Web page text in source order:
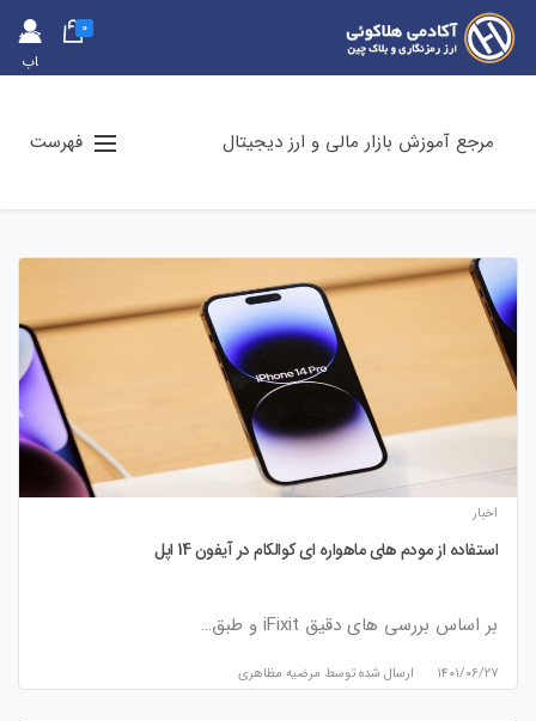
حس
اب
0
مرجع آموزش بازار مالی و ارز دیجیتال فهرست
اخبار
استفاده از مودم های ماهواره ای کوالکام در آیفون 14 اپل
بر اساس بررسی های دقیق iFixit و طبق…
۱۴۰۱/۰۶/۲۷ ارسال شده توسط مرضیه مظاهری